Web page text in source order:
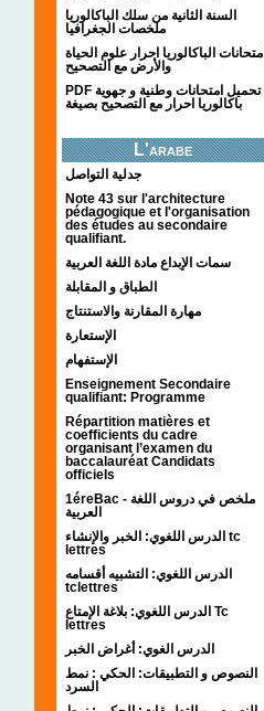
السنة الثانية من سلك الباكالوريا
ملخصات الجغرافيا
امتحانات الباكالوريا احرار علوم الحياة
والأرض مع التصحيح
PDF تحميل امتحانات وطنية و جهوية
باكالوريا احرار مع التصحيح بصيغة
L'arabe
جدلية التواصل
Note 43 sur l'architecture
pédagogique et l'organisation
des études au secondaire
qualifiant.
سمات الإبداع مادة اللغة العربية
الطباق و المقابلة
مهارة المقارنة والاستنتاج
الإستعارة
الإستفهام
Enseignement Secondaire
qualifiant: Programme
Répartition matières et
coefficients du cadre
organisant l’examen du
baccalauréat Candidats
officiels
1éreBac - ملخص في دروس اللغة
العربية
الدرس اللغوي: الخبر والإنشاء tc
lettres
الدرس اللغوي: التشبيه أقسامه
tclettres
الدرس اللغوي: بلاغة الإمتاع Tc
lettres
الدرس الغوي: أغراض الخبر
النصوص و التطبيقات: الحكي : نمط
السرد